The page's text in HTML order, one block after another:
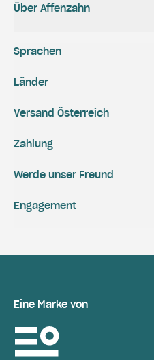
Über Affenzahn
Versand Österreich
Zahlung
Engagement
Werde unser Freund
Sprachen
Länder
Eine Marke von